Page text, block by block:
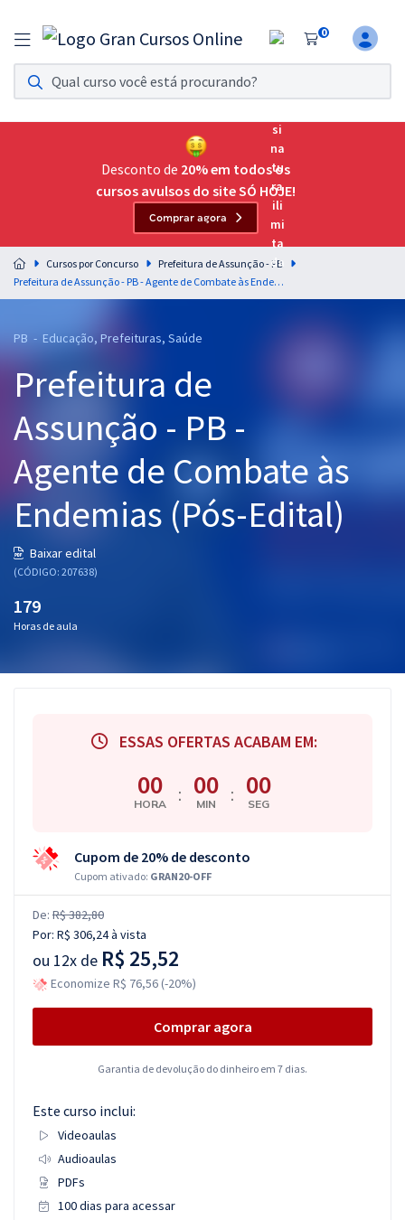
0
Assinatura Ilimitada 11
Acesso a todos os cursos. Teste grátis por 7 dias!
Assinatura OAB Até Passar
Acesso ilimitado a toda preparação para o Exame da
Residências Multiprofissionais
Preparação completa e intensiva para as principais
residências em saúde do Brasil
Cursos 20% OFF
Pós
Graduação
OAB
Conteúdo gratuito
Atendimento
Desconto de 20% em todos os
cursos avulsos do site SÓ HOJE!
Comprar agora
Cursos por Concurso
Prefeitura de Assunção - PB
Prefeitura de Assunção - PB - Agente de Combate às Endemias (Pós-Edital)
PB - Educação, Prefeituras, Saúde
Prefeitura de
Assunção - PB -
Agente de Combate às
Endemias (Pós-Edital)
Baixar edital
(CÓDIGO: 207638)
179
Horas de aula
ESSAS OFERTAS ACABAM EM:
00
HORA : 00
MIN : 00
SEG
Cupom de 20% de desconto
Cupom ativado: GRAN20-OFF
De: R$ 382,80
Por: R$ 306,24à vista
ou 12x de R$ 25,52
Economize R$ 76,56 (-20%)
Comprar agora
Garantia de devolução do dinheiro em 7 dias.
Este curso inclui:
Videoaulas
Audioaulas
PDFs
100 dias para acessar